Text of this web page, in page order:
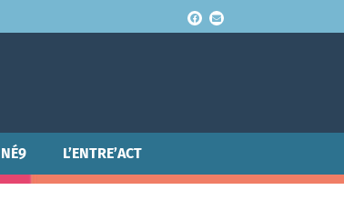
L’ENTRE’ACT